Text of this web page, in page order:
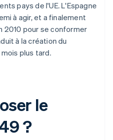
pays de l'UE. L'Espagne
à agir, et a finalement
2010 pour se conformer
à la création du
plus tard.
le
?